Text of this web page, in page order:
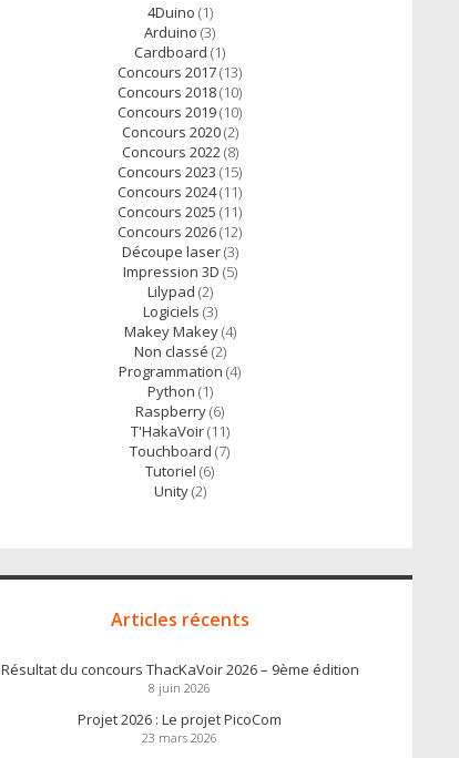
4Duino (1)
Arduino (3)
Cardboard (1)
Concours 2017(13)
Concours 2018(10)
Concours 2019(10)
Concours 2020(2)
Concours 2022(8)
Concours 2023 (15)
Concours 2024(11)
Concours 2025 (11)
Concours 2026(12)
Découpe laser(3)
Impression 3D (5)
Lilypad (2)
Logiciels (3)
Makey Makey(4)
Non classé (2)
Programmation (4)
Python (1)
Raspberry(6)
T'HakaVoir(11)
Touchboard (7)
Tutoriel (6)
Unity(2)
Articles récents
Résultat du concours ThacKaVoir 2026 – 9ème édition
8 juin 2026
Projet 2026 : Le projet PicoCom
23 mars 2026